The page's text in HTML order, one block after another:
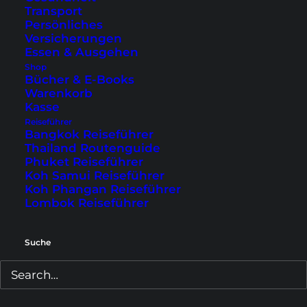
Transport
Persönliches
Versicherungen
Essen & Ausgehen
Shop
Bücher & E-Books
Warenkorb
Kasse
Reiseführer
Bangkok Reiseführer
Thailand Routenguide
Phuket Reiseführer
Koh Samui Reiseführer
Koh Phangan Reiseführer
Lombok Reiseführer
Suche
entspannter zu. Lies hier unsere Erfahrungen.
Der Koh Samet Guide – alle
Infos über Anreise, Strände,
Hotels